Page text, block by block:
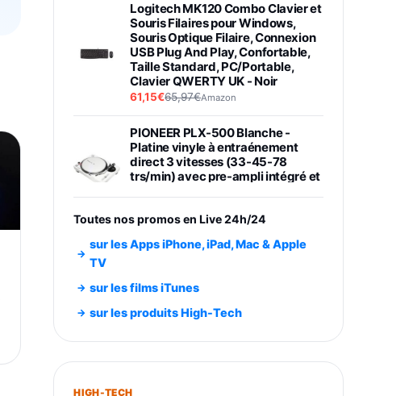
Logitech MK120 Combo Clavier et
Souris Filaires pour Windows,
Souris Optique Filaire, Connexion
USB Plug And Play, Confortable,
Taille Standard, PC/Portable,
Clavier QWERTY UK - Noir
61,15€65,97€Amazon
PIONEER PLX-500 Blanche -
Platine vinyle à entraénement
direct 3 vitesses (33-45-78
trs/min) avec pre-ampli intégré et
Smartphone SAMSUNG Galaxy
Smartphone SAMSUNG Galaxy
S26+ Violet 256Go
749,99€1240,43€Fnac (Vendeur Tiers)
Toutes nos promos en Live 24h/24
sur les Apps iPhone, iPad, Mac & Apple
TV
sur les films iTunes
sur les produits High-Tech
HIGH-TECH